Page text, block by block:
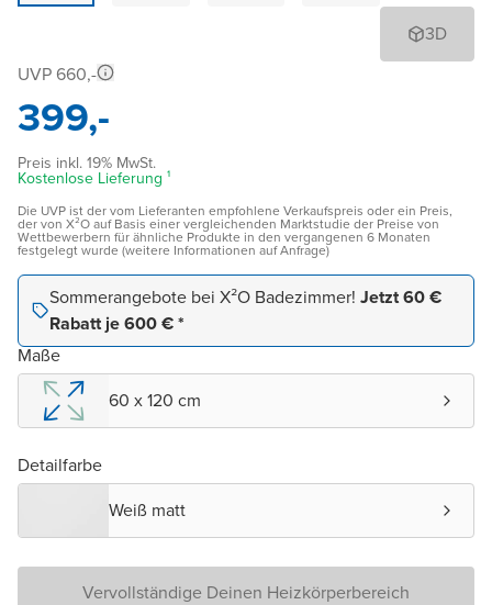
3D
UVP 660,-
399,-
Preis inkl. 19% MwSt.
Kostenlose Lieferung ¹
Die UVP ist der vom Lieferanten empfohlene Verkaufspreis oder ein Preis,
der von X²O auf Basis einer vergleichenden Marktstudie der Preise von
Wettbewerbern für ähnliche Produkte in den vergangenen 6 Monaten
festgelegt wurde (weitere Informationen auf Anfrage)
Sommerangebote bei X²O Badezimmer! Jetzt 60 €
Rabatt je 600 € *
Maße
60 x 120 cm
Detailfarbe
Weiß matt
Vervollständige Deinen Heizkörperbereich